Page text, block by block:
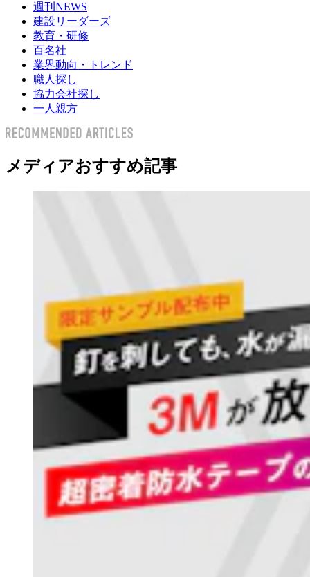
週刊NEWS
建設リーダーズ
教育・研修
百名社
業界動向・トレンド
職人探し
協力会社探し
一人親方
メディアおすすめ記事